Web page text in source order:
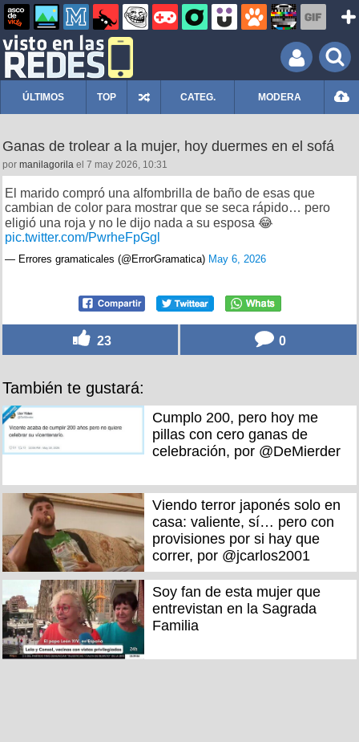
ÚLTIMOS TOP CATEG. MODERA
Ganas de trolear a la mujer, hoy duermes en el sofá
por manilagorila el 7 may 2026, 10:31
El marido compró una alfombrilla de baño de esas que
cambian de color para mostrar que se seca rápido… pero
eligió una roja y no le dijo nada a su esposa 😂
pic.twitter.com/PwrheFpGgl
— Errores gramaticales (@ErrorGramatica) May 6, 2026
23 0
También te gustará:
Cumplo 200, pero hoy me
pillas con cero ganas de
celebración, por @DeMierder
Viendo terror japonés solo en
casa: valiente, sí… pero con
provisiones por si hay que
correr, por @jcarlos2001
Soy fan de esta mujer que
entrevistan en la Sagrada
Familia